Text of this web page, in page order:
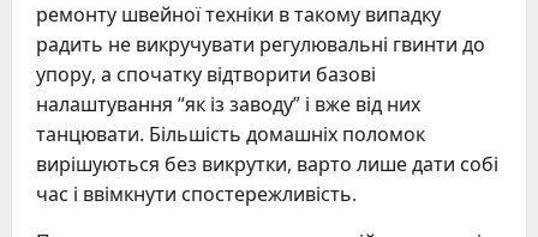
ремонту швейної техніки в такому випадку
радить не викручувати регулювальні гвинти до
упору, а спочатку відтворити базові
налаштування “як із заводу” і вже від них
танцювати. Більшість домашніх поломок
вирішуються без викрутки, варто лише дати собі
час і ввімкнути спостережливість.